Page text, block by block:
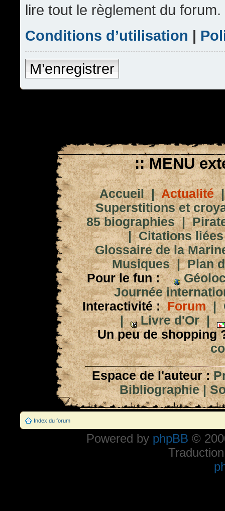
lire tout le règlement du forum.
Conditions d’utilisation |
M’enregistrer
:: MENU
Accueil|Actualité
Superstitions et
85 biographies|
|Citations
Glossaire de la
Musiques|Plan
Pour le fun :
Journée
Interactivité : Forum|
|
Livre d'Or|
Un peu de shopping
Espace de l'auteur :
Bibliographie|
Index du forum
Powered by phpBB ©